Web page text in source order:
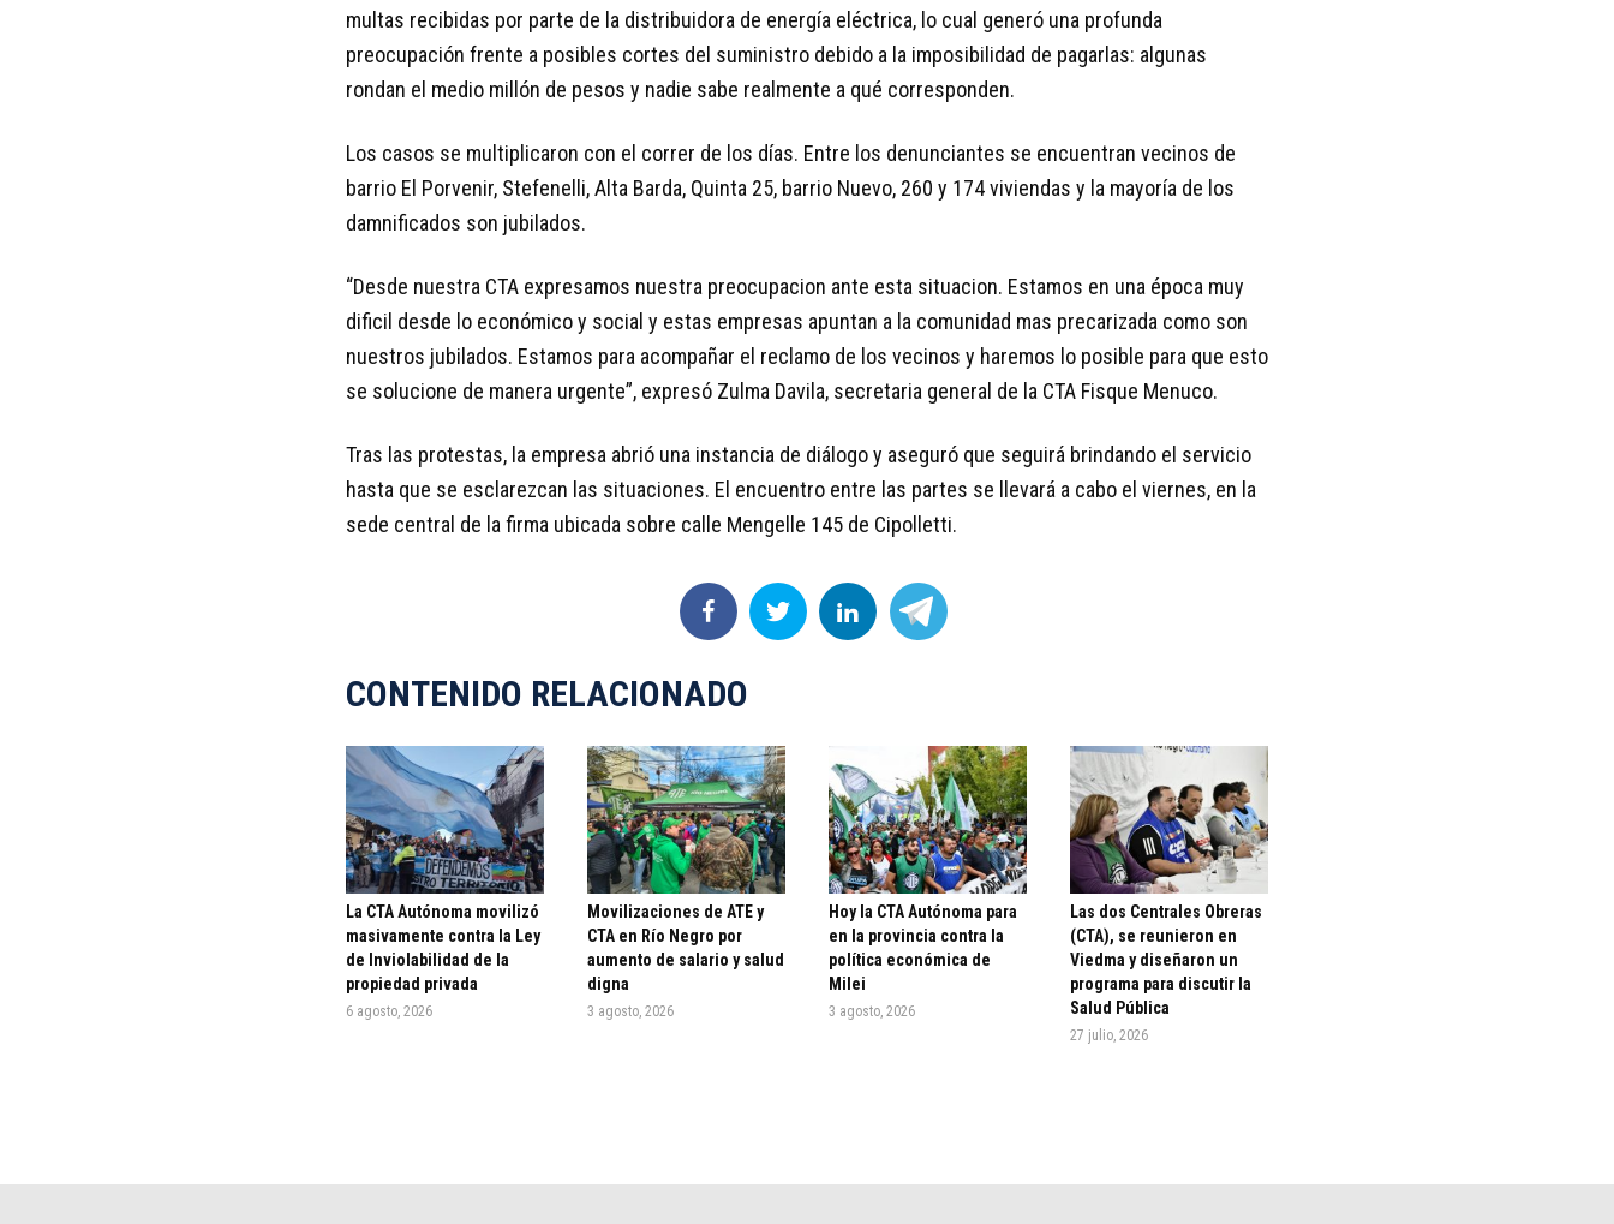
multas recibidas por parte de la distribuidora de energía eléctrica, lo cual generó una profunda
preocupación frente a posibles cortes del suministro debido a la imposibilidad de pagarlas: algunas
rondan el medio millón de pesos y nadie sabe realmente a qué corresponden.
Los casos se multiplicaron con el correr de los días. Entre los denunciantes se encuentran vecinos de
barrio El Porvenir, Stefenelli, Alta Barda, Quinta 25, barrio Nuevo, 260 y 174 viviendas y la mayoría de los
damnificados son jubilados.
“Desde nuestra CTA expresamos nuestra preocupacion ante esta situacion. Estamos en una época muy
dificil desde lo económico y social y estas empresas apuntan a la comunidad mas precarizada como son
nuestros jubilados. Estamos para acompañar el reclamo de los vecinos y haremos lo posible para que esto
se solucione de manera urgente”, expresó Zulma Davila, secretaria general de la CTA Fisque Menuco.
Tras las protestas, la empresa abrió una instancia de diálogo y aseguró que seguirá brindando el servicio
hasta que se esclarezcan las situaciones. El encuentro entre las partes se llevará a cabo el viernes, en la
sede central de la firma ubicada sobre calle Mengelle 145 de Cipolletti.
CONTENIDO RELACIONADO
La CTA Autónoma movilizó
masivamente contra la Ley
de Inviolabilidad de la
propiedad privada
6 agosto, 2026
Movilizaciones de ATE y
CTA en Río Negro por
aumento de salario y salud
digna
3 agosto, 2026
Hoy la CTA Autónoma para
en la provincia contra la
política económica de
Milei
3 agosto, 2026
Las dos Centrales Obreras
(CTA), se reunieron en
Viedma y diseñaron un
programa para discutir la
Salud Pública
27 julio, 2026